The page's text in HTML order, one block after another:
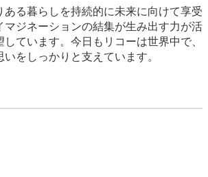
ある暮らしを持続的に未来に向けて享受
マジネーションの結集が生み出す力が活
ています。今日もリコーは世界中で、
をしっかりと支えています。